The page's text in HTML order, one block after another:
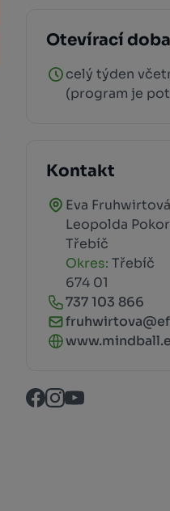
Otevírací doba
celý týden
(program je
Kontakt
Eva Fruhwirtová
Leopolda
Třebíč
Okres: Třebíč
674 01
737 103 866